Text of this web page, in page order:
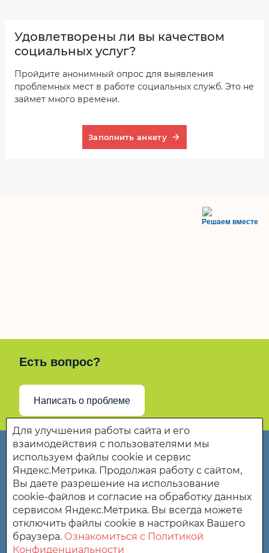
Удовлетворены ли вы качеством
социальных услуг?
Пройдите анонимный опрос для выявления
проблемных мест в работе социальных служб. Это не
займет много времени.
Заполнить анкету
Решаем вместе
Есть вопрос?
Написать о проблеме
Государственное бюджетное учреждение
Пензенской области «Комплексный центр
социального обслуживания населения Вадинского
района»
442170 Пензенская область, с. Вадинск,ул. пл. Ленина, д.
Для улучшения работы сайта и его
взаимодействия с пользователями мы
используем файлы cookie и сервис
Яндекс.Метрика. Продолжая работу с сайтом,
Вы даете разрешение на использование
cookie-файлов и согласие на обработку данных
сервисом Яндекс.Метрика. Вы всегда можете
отключить файлы cookie в настройках Вашего
браузера. Ознакомиться с Политикой
Конфиденциальности